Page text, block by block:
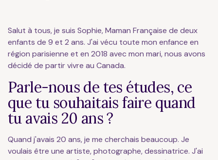
Salut à tous, je suis Sophie, Maman Française de deux
enfants de 9 et 2 ans. J'ai vécu toute mon enfance en
région parisienne et en 2018 avec mon mari, nous avons
décidé de partir vivre au Canada.
Parle-nous de tes études, ce
que tu souhaitais faire quand
tu avais 20 ans ?
Quand j'avais 20 ans, je me cherchais beaucoup. Je
voulais être une artiste, photographe, dessinatrice. J'ai